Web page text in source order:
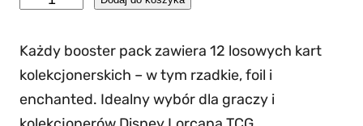
o
ś
ć
D
Każdy booster pack zawiera 12 losowych kart
kolekcjonerskich – w tym rzadkie, foil i
enchanted. Idealny wybór dla graczy i